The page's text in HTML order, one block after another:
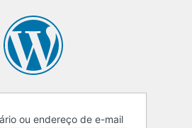
ou endereço de e-mail